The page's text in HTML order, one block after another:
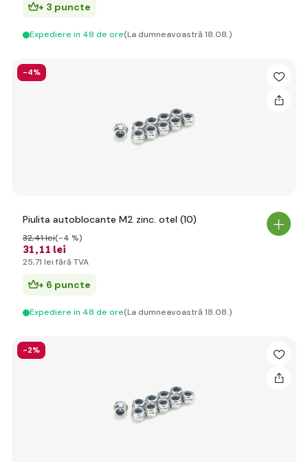
+ 3 puncte
Expediere in 48 de ore(La dumneavoastră 18.08.)
-4%
Piulita autoblocante M2 zinc. otel (10)
31,11 lei
32,41 lei(-4 %)
25,71 lei fără TVA
+ 6 puncte
Expediere in 48 de ore(La dumneavoastră 18.08.)
-2%